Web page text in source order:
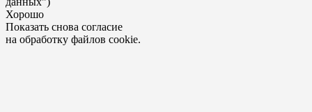
Хорошо
Показать снова согласие
на обработку файлов cookie.